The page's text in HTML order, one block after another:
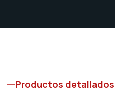
Productos detallados